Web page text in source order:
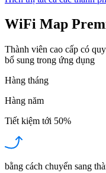
WiFi Map
Thành viên cao cấp có
bổ sung trong ứng dụng
Hàng tháng
Hàng năm
Tiết kiệm tới 50%
bằng cách chuyển sang